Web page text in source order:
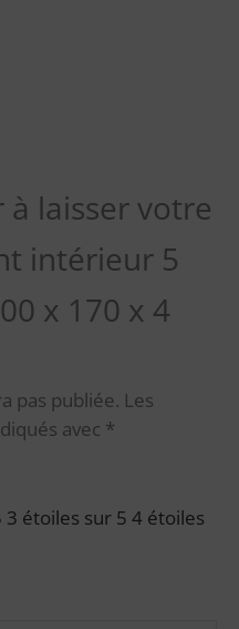
à laisser votre
intérieur 5
x 170 x 4
pas publiée. Les
avec *
3 étoiles sur 5 4 étoiles